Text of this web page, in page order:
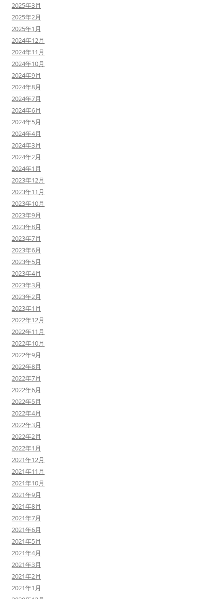
2025年3月
2025年2月
2025年1月
2024年12月
2024年11月
2024年10月
2024年9月
2024年8月
2024年7月
2024年6月
2024年5月
2024年4月
2024年3月
2024年2月
2024年1月
2023年12月
2023年11月
2023年10月
2023年9月
2023年8月
2023年7月
2023年6月
2023年5月
2023年4月
2023年3月
2023年2月
2023年1月
2022年12月
2022年11月
2022年10月
2022年9月
2022年8月
2022年7月
2022年6月
2022年5月
2022年4月
2022年3月
2022年2月
2022年1月
2021年12月
2021年11月
2021年10月
2021年9月
2021年8月
2021年7月
2021年6月
2021年5月
2021年4月
2021年3月
2021年2月
2021年1月